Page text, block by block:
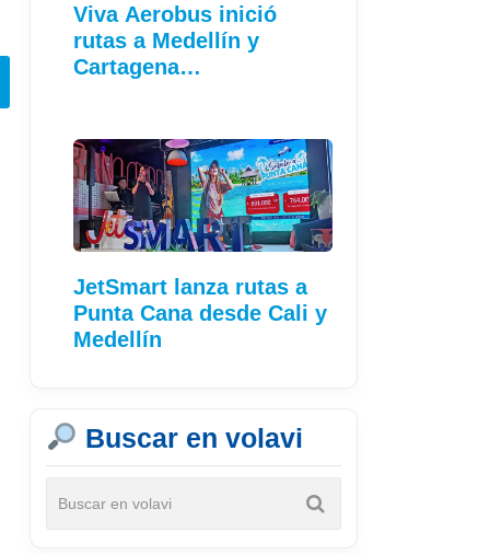
Viva Aerobus inició
rutas a Medellín y
Cartagena…
JetSmart lanza rutas a
Punta Cana desde Cali y
Medellín
Buscar en volavi